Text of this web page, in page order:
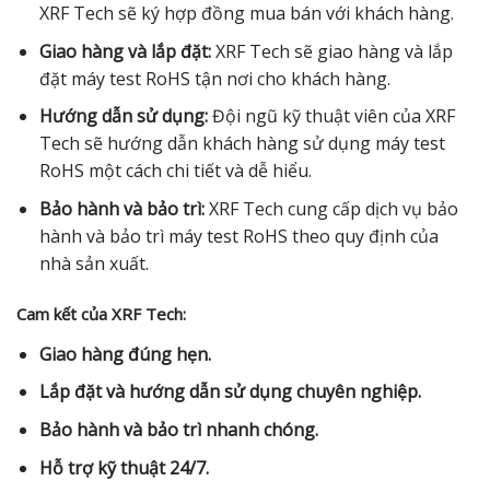
XRF Tech sẽ ký hợp đồng mua bán với khách hàng.
Giao hàng và lắp đặt:XRF Tech sẽ giao hàng và lắp
đặt máy test RoHS tận nơi cho khách hàng.
Hướng dẫn sử dụng:Đội ngũ kỹ thuật viên của XRF
Tech sẽ hướng dẫn khách hàng sử dụng máy test
RoHS một cách chi tiết và dễ hiểu.
Bảo hành và bảo trì:XRF Tech cung cấp dịch vụ bảo
hành và bảo trì máy test RoHS theo quy định của
nhà sản xuất.
Cam kết của XRF Tech:
Giao hàng đúng hẹn.
Lắp đặt và hướng dẫn sử dụng chuyên nghiệp.
Bảo hành và bảo trì nhanh chóng.
Hỗ trợ kỹ thuật 24/7.